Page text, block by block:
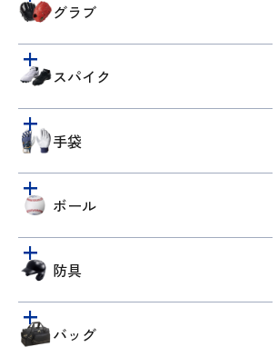
グラブ
スパイク
手袋
ボール
防具
バッグ